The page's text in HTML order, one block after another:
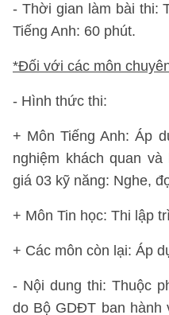
- Thời gian làm bài thi:
Tiếng Anh: 60 phút.
*Đối với các môn
- Hình thức thi:
+ Môn Tiếng Anh: Áp
nghiệm khách quan
giá 03 kỹ năng: Nghe,
+ Môn Tin học: Thi lập
+ Các môn còn lại: Áp
- Nội dung thi: Thuộc
do Bộ GDĐT ban hành